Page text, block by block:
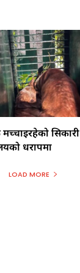
सिकारी
धरापमा
LOAD MORE